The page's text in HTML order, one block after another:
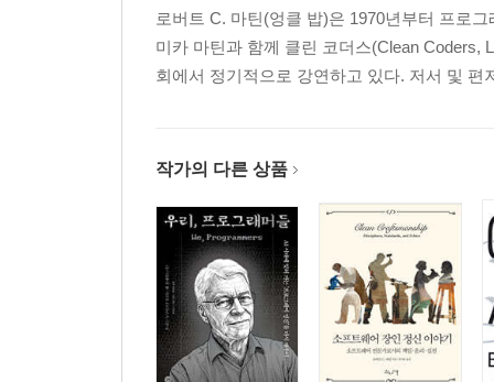
구조적 공유
3장 재귀와 반복
지연 누적
좋다. 그런데 왜?
일단 마무리
5장 상태 유지
값을 바꾸어야만 할 때
로버트 C. 마틴(엉클 밥)은 1970년부터 프로
미카 마틴과 함께 클린 코더스(Clean Coders,
회에서 정기적으로 강연하고 있다. 저서 및 편
작가의 다른 상품